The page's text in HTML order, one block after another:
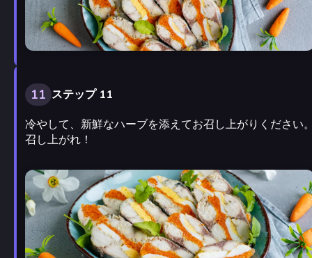
11 ステップ 11
冷やして、新鮮なハーブを添えてお召し上がりください
召し上がれ！